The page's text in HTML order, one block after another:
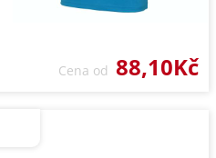
Cena od 88,10Kč